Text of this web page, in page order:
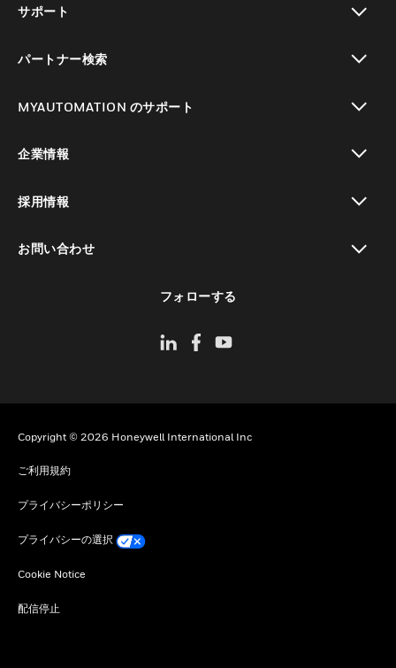
サポート
パートナー検索
MYAUTOMATION のサポート
企業情報
採用情報
お問い合わせ
フォローする
Copyright © 2026 Honeywell International Inc
ご利用規約
プライバシーポリシー
プライバシーの選択
Cookie Notice
配信停止